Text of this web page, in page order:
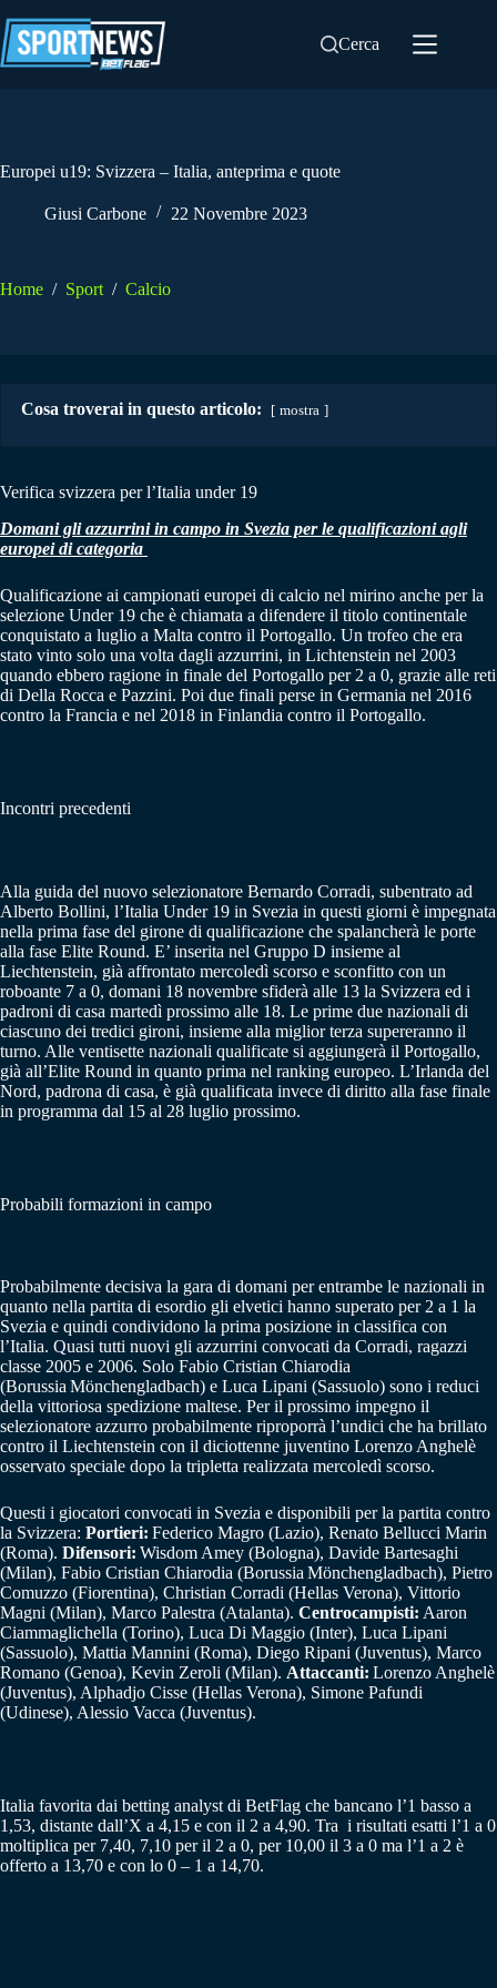
al
contenuto
Cerca
Europei u19: Svizzera – Italia, anteprima e quote
Giusi Carbone 22 Novembre 2023
Home / Sport / Calcio
Cosa troverai in questo articolo: mostra
Verifica svizzera per l’Italia under 19
Domani gli azzurrini in campo in Svezia per le qualificazioni agli
europei di categoria
Qualificazione ai campionati europei di calcio nel mirino anche per la
selezione Under 19 che è chiamata a difendere il titolo continentale
conquistato a luglio a Malta contro il Portogallo. Un trofeo che era
stato vinto solo una volta dagli azzurrini, in Lichtenstein nel 2003
quando ebbero ragione in finale del Portogallo per 2 a 0, grazie alle reti
di Della Rocca e Pazzini. Poi due finali perse in Germania nel 2016
contro la Francia e nel 2018 in Finlandia contro il Portogallo.
Incontri precedenti
Alla guida del nuovo selezionatore Bernardo Corradi, subentrato ad
Alberto Bollini, l’Italia Under 19 in Svezia in questi giorni è impegnata
nella prima fase del girone di qualificazione che spalancherà le porte
alla fase Elite Round. E’ inserita nel Gruppo D insieme al
Liechtenstein, già affrontato mercoledì scorso e sconfitto con un
roboante 7 a 0, domani 18 novembre sfiderà alle 13 la Svizzera ed i
padroni di casa martedì prossimo alle 18. Le prime due nazionali di
ciascuno dei tredici gironi, insieme alla miglior terza supereranno il
turno. Alle ventisette nazionali qualificate si aggiungerà il Portogallo,
già all’Elite Round in quanto prima nel ranking europeo. L’Irlanda del
Nord, padrona di casa, è già qualificata invece di diritto alla fase finale
in programma dal 15 al 28 luglio prossimo.
Probabili formazioni in campo
Probabilmente decisiva la gara di domani per entrambe le nazionali in
quanto nella partita di esordio gli elvetici hanno superato per 2 a 1 la
Svezia e quindi condividono la prima posizione in classifica con
l’Italia. Quasi tutti nuovi gli azzurrini convocati da Corradi, ragazzi
classe 2005 e 2006. Solo Fabio Cristian Chiarodia
(Borussia Mönchengladbach) e Luca Lipani (Sassuolo) sono i reduci
della vittoriosa spedizione maltese. Per il prossimo impegno il
selezionatore azzurro probabilmente riproporrà l’undici che ha brillato
contro il Liechtenstein con il diciottenne juventino Lorenzo Anghelè
osservato speciale dopo la tripletta realizzata mercoledì scorso.
Questi i giocatori convocati in Svezia e disponibili per la partita contro
la Svizzera: Portieri: Federico Magro (Lazio), Renato Bellucci Marin
(Roma). Difensori: Wisdom Amey (Bologna), Davide Bartesaghi
(Milan), Fabio Cristian Chiarodia (Borussia Mönchengladbach), Pietro
Comuzzo (Fiorentina), Christian Corradi (Hellas Verona), Vittorio
Magni (Milan), Marco Palestra (Atalanta). Centrocampisti: Aaron
Ciammaglichella (Torino), Luca Di Maggio (Inter), Luca Lipani
(Sassuolo), Mattia Mannini (Roma), Diego Ripani (Juventus), Marco
Romano (Genoa), Kevin Zeroli (Milan). Attaccanti: Lorenzo Anghelè
(Juventus), Alphadjo Cisse (Hellas Verona), Simone Pafundi
(Udinese), Alessio Vacca (Juventus).
Italia favorita dai betting analyst di BetFlag che bancano l’1 basso a
1,53, distante dall’X a 4,15 e con il 2 a 4,90. Tra i risultati esatti l’1 a 0
moltiplica per 7,40, 7,10 per il 2 a 0, per 10,00 il 3 a 0 ma l’1 a 2 è
offerto a 13,70 e con lo 0 – 1 a 14,70.